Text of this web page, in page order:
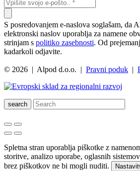
S posredovanjem e-naslova soglašam, da
elektronski naslov uporablja za namene
strinjam s politiko zasebnosti. Od
kadarkoli odjavite.
© 2026 | Alpod d.o.o. | Pravni poduk |
search
Spletna stran uporablja piškotke z
storitve, analizo uporabe, oglasnih
brez piškotkov ne bi mogli nuditi.